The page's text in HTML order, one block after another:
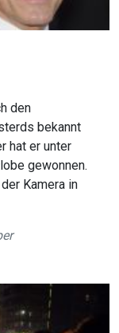
den
bekannt
hat er unter
gewonnen.
Kamera in